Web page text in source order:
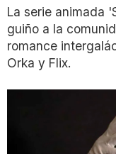
La serie animada
guiño a la
romance
Orka y Flix.